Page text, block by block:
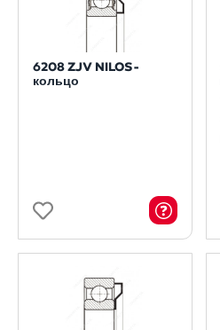
6208 ZJV NILOS-
кольцо